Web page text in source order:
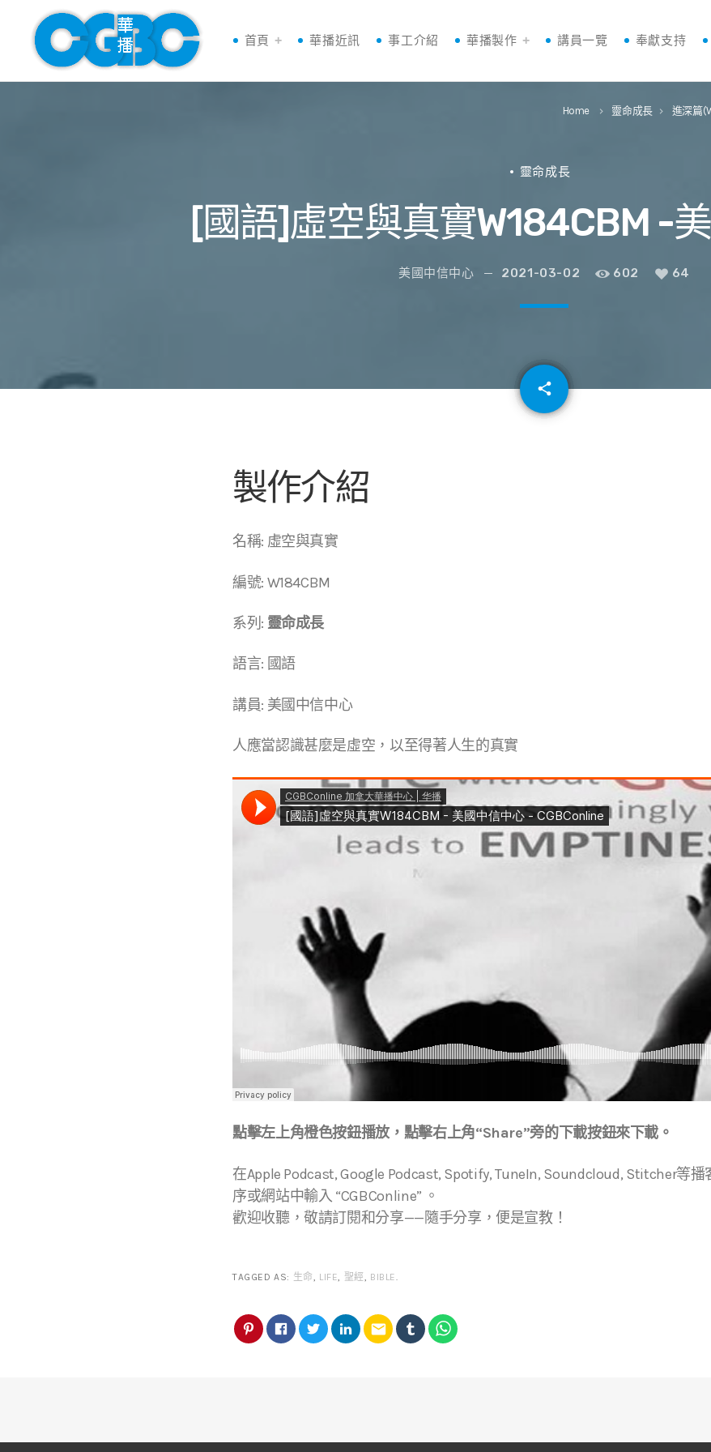
首頁 華播近訊 事工介紹 華播製作 講員一覽 奉獻支持
Home keyboard_arrow_right 靈命成長 keyboard_arrow_right 進深篇
靈命成長
[國語]虛空與真實W184CBM -
美國中信中心 2021-03-02 602 64
share
email
製作介紹
名稱: 虛空與真實
編號: W184CBM
系列: 靈命成長
語言: 國語
講員: 美國中信中心
人應當認識甚麼是虛空，以至得著人生的真實
點擊左上角橙色按鈕播放，點擊右上角“Share”旁的下載按鈕來下載。
在Apple Podcast, Google Podcast, Spotify, TuneIn, Soundcloud, Stitcher等
序或網站中輸入 “CGBConline” 。
歡迎收聽，敬請訂閱和分享——隨手分享，便是宣教！
TAGGED AS: 生命 LIFE 聖經 BIBLE
email